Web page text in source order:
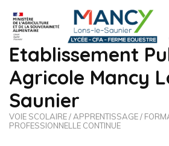
Etablissement
Agricole Mancy
Saunier
VOIE SCOLAIRE / APPRENTISSAGE /
PROFESSIONNELLE CONTINUE